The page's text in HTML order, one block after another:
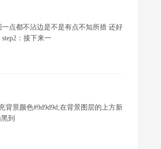
点都不沾边是不是有点不知所措 还好
：接下来一
背景颜色#9d9d9d;在背景图层的上方新
到